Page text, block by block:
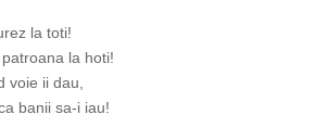
la toti!
la hoti!
voie ii dau,
banii sa-i iau!